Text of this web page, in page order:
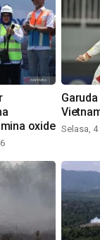
oxide Selasa,